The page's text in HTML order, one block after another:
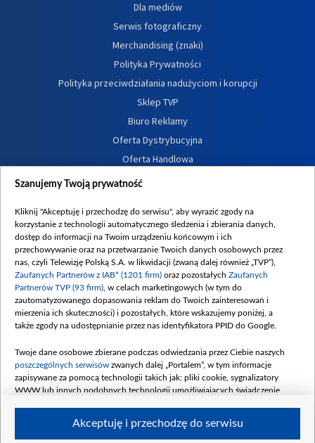
Dla mediów
Serwis fotograficzny
Merchandising (znaki)
Polityka Prywatności
Polityka przeciwdziałania nadużyciom i korupcji
Sklep TVP
Biuro Reklamy
Oferta Dystrybucyjna
Oferta Handlowa
Dostępność
Procedura zgłoszeń wewnętrznych
Szanujemy Twoją prywatność
Kliknij "Akceptuję i przechodzę do serwisu", aby wyrazić zgody na
korzystanie z technologii automatycznego śledzenia i zbierania danych,
dostęp do informacji na Twoim urządzeniu końcowym i ich
przechowywanie oraz na przetwarzanie Twoich danych osobowych przez
nas, czyli Telewizję Polską S.A. w likwidacji (zwaną dalej również „TVP”),
Zaufanych Partnerów z IAB* (1201 firm) oraz pozostałych Zaufanych
Partnerów TVP (93 firm) , w celach marketingowych (w tym do
zautomatyzowanego dopasowania reklam do Twoich zainteresowań i
mierzenia ich skuteczności) i pozostałych, które wskazujemy poniżej, a
także zgody na udostępnianie przez nas identyfikatora PPID do Google.
Twoje dane osobowe zbierane podczas odwiedzania przez Ciebie naszych
poszczególnych serwisów zwanych dalej „Portalem”, w tym informacje
zapisywane za pomocą technologii takich jak: pliki cookie, sygnalizatory
WWW lub innych podobnych technologii umożliwiających świadczenie
Akceptuję i przechodzę do serwisu